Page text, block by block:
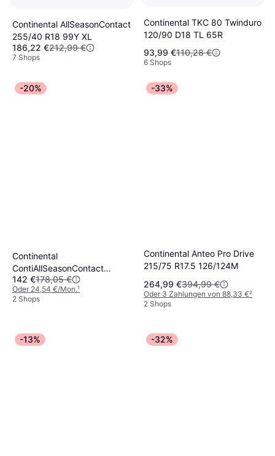
Continental AllSeasonContact
255/40 R18 99Y XL
186,22 €212,99 €
7 Shops
Continental TKC 80 Twinduro
120/90 D18 TL 65R
93,99 €110,28 €
6 Shops
-20%
Continental
ContiAllSeasonContact
215/55 R16 97V XL
142 €178,05 €
Oder 24,54 €/Mon.¹
2 Shops
-33%
Continental Anteo Pro Drive
215/75 R17.5 126/124M
264,99 €394,99 €
Oder 3 Zahlungen von 88,33 €²
2 Shops
-13% -32%